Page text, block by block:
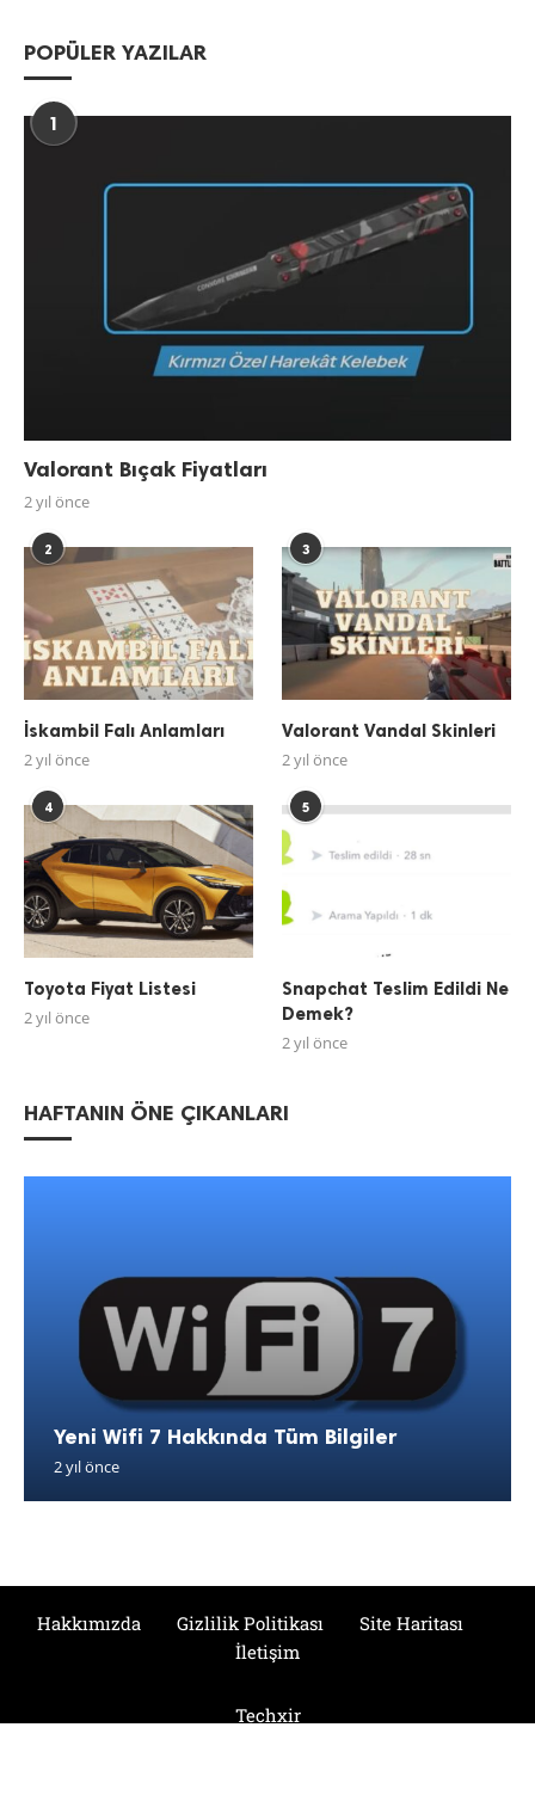
POPÜLER YAZILAR
1
Valorant Bıçak Fiyatları
2 yıl önce
2
İskambil Falı Anlamları
2 yıl önce
3
Valorant Vandal Skinleri
2 yıl önce
4
Toyota Fiyat Listesi
2 yıl önce
5
Snapchat Teslim Edildi Ne
Demek?
2 yıl önce
HAFTANIN ÖNE ÇIKANLARI
Yeni Wifi 7 Hakkında Tüm Bilgiler
2 yıl önce
Hakkımızda Gizlilik Politikası
Site Haritası
İletişim
Techxir